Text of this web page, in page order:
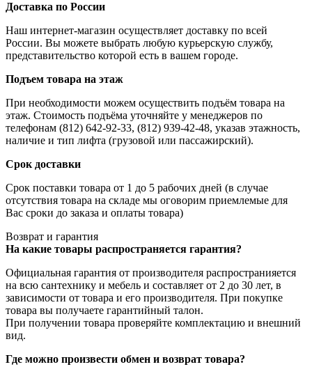
Доставка по России
Наш интернет-магазин осуществляет доставку по всей
России. Вы можете выбрать любую курьерскую службу,
представительство которой есть в вашем городе.
Подъем товара на этаж
При необходимости можем осуществить подъём товара на
этаж. Стоимость подъёма уточняйте у менеджеров по
телефонам (812) 642-92-33, (812) 939-42-48, указав этажность,
наличие и тип лифта (грузовой или пассажирский).
Срок доставки
Срок поставки товара от 1 до 5 рабочих дней (в случае
отсутствия товара на складе мы оговорим приемлемые для
Вас сроки до заказа и оплаты товара)
Возврат и гарантия
На какие товары распространяется гарантия?
Официальная гарантия от производителя распространияется
на всю сантехнику и мебель и составляет от 2 до 30 лет, в
зависимости от товара и его производителя. При покупке
товара вы получаете гарантийный талон.
При получении товара проверяйте комплектацию и внешний
вид.
Где можно произвести обмен и возврат товара?